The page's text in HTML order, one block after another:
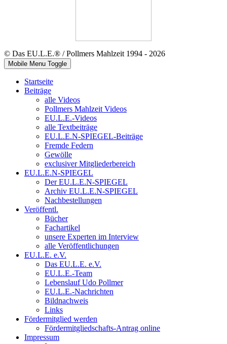
© Das EU.L.E.® / Pollmers Mahlzeit 1994 - 2026
Mobile Menu Toggle
Startseite
Beiträge
alle Videos
Pollmers Mahlzeit Videos
EU.L.E.-Videos
alle Textbeiträge
EU.L.E.N-SPIEGEL-Beiträge
Fremde Federn
Gewölle
exclusiver Mitgliederbereich
EU.L.E.N-SPIEGEL
Der EU.L.E.N-SPIEGEL
Archiv EU.L.E.N-SPIEGEL
Nachbestellungen
Veröffentl.
Bücher
Fachartikel
unsere Experten im Interview
alle Veröffentlichungen
EU.L.E. e.V.
Das EU.L.E. e.V.
EU.L.E.-Team
Lebenslauf Udo Pollmer
EU.L.E.-Nachrichten
Bildnachweis
Links
Fördermitglied werden
Fördermitgliedschafts-Antrag online
Impressum